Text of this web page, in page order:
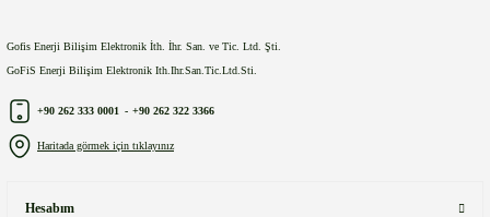
Gofis Enerji Bilişim Elektronik İth. İhr. San. ve Tic. Ltd. Şti.
GoFiS Enerji Bilişim Elektronik Ith.Ihr.San.Tic.Ltd.Sti.
+90 262 333 0001 - +90 262 322 3366
Haritada görmek için tıklayınız
Hesabım